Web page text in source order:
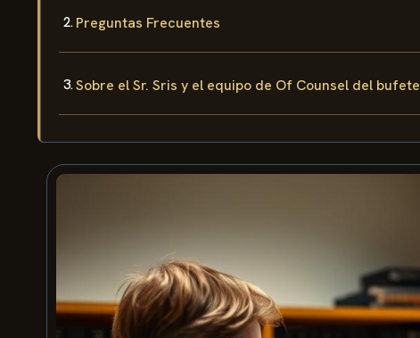
Preguntas Frecuentes
Sobre el Sr. Sris y el equipo de Of Counsel del bufete